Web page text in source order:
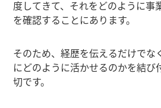
度してきて、それをどのように事
を確認することにあります。
そのため、経歴を伝えるだけでな
にどのように活かせるのかを結び
切です。